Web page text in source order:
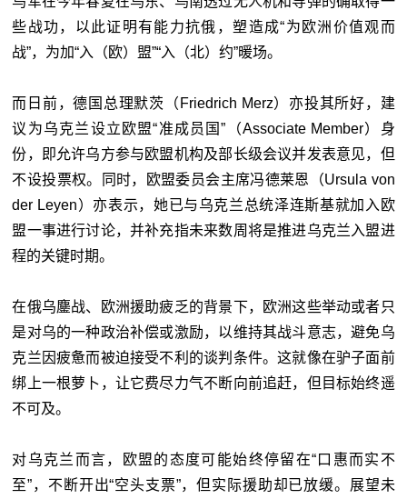
些战功，以此证明有能力抗俄，塑造成“为欧洲价值观而
战”，为加“入（欧）盟”“入（北）约”暖场。
而日前，德国总理默茨（Friedrich Merz）亦投其所好，建
议为乌克兰设立欧盟“准成员国”（Associate Member）身
份，即允许乌方参与欧盟机构及部长级会议并发表意见，但
不设投票权。同时，欧盟委员会主席冯德莱恩（Ursula von
der Leyen）亦表示，她已与乌克兰总统泽连斯基就加入欧
盟一事进行讨论，并补充指未来数周将是推进乌克兰入盟进
程的关键时期。
在俄乌鏖战、欧洲援助疲乏的背景下，欧洲这些举动或者只
是对乌的一种政治补偿或激励，以维持其战斗意志，避免乌
克兰因疲惫而被迫接受不利的谈判条件。这就像在驴子面前
绑上一根萝卜，让它费尽力气不断向前追赶，但目标始终遥
不可及。
对乌克兰而言，欧盟的态度可能始终停留在“口惠而实不
至”，不断开出“空头支票”，但实际援助却已放缓。展望未